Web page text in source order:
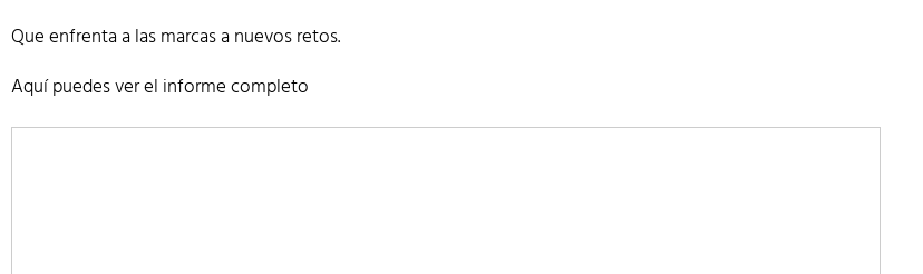
Que enfrenta a las marcas a nuevos retos.
Aquí puedes ver el informe completo